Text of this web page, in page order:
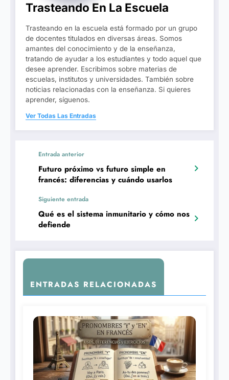
Trasteando En La Escuela
Trasteando en la escuela está formado por un grupo
de docentes titulados en diversas áreas. Somos
amantes del conocimiento y de la enseñanza,
tratando de ayudar a los estudiantes y todo aquel que
desee aprender. Escribimos sobre materias de
escuelas, institutos y universidades. También sobre
noticias relacionadas con la enseñanza. Si quieres
aprender, síguenos.
Ver Todas Las Entradas
Entrada anterior
Futuro próximo vs futuro simple en
francés: diferencias y cuándo usarlos
Siguiente entrada
Qué es el sistema inmunitario y cómo nos
defiende
ENTRADAS RELACIONADAS